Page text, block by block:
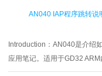
AN040 IAP程序跳转说
Introduction： AN040是介绍
应用笔记。适用于GD32 ARM